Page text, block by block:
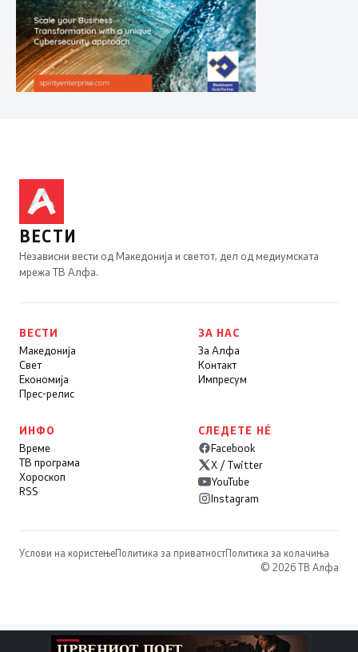
ВЕСТИ
Независни вести од Македонија и светот, дел од медиумската
мрежа ТВ Алфа.
ВЕСТИ
Македонија
Свет
Економија
Прес-релис
ЗА НАС
За Алфа
Контакт
Импресум
ИНФО
Време
ТВ програма
Хороскоп
RSS
СЛЕДЕТЕ НÉ
Facebook
X / Twitter
YouTube
Instagram
Услови на користењеПолитика за приватностПолитика за колачиња
© 2026 ТВ Алфа